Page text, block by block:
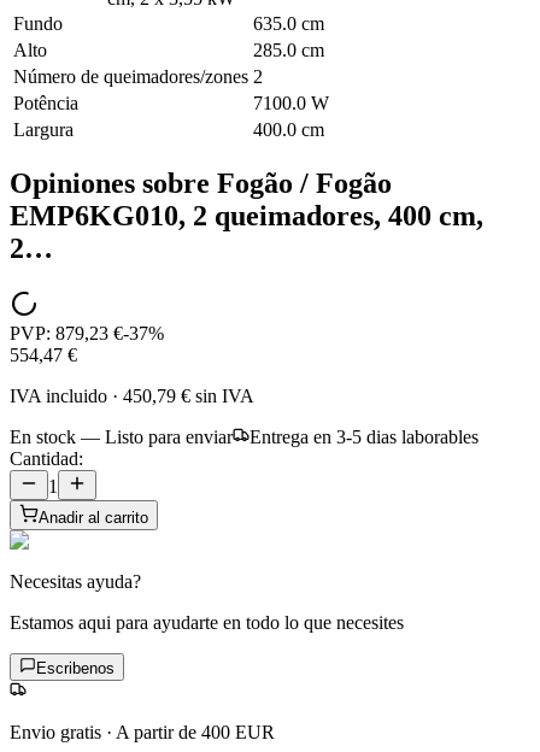
Fundo
635.0 cm
Alto
285.0 cm
Número de queimadores/zones 2
Potência
7100.0 W
Largura
400.0 cm
Opiniones sobre Fogão / Fogão
EMP6KG010, 2 queimadores, 400 cm,
2…
PVP: 879,23 €-37%
554,47 €
IVA incluido · 450,79 € sin IVA
En stock — Listo para enviar
Entrega en 3-5 dias laborables
Cantidad:
1
Anadir al carrito
Necesitas ayuda?
Estamos aqui para ayudarte en todo lo que necesites
Escribenos
Envio gratis · A partir de 400 EUR